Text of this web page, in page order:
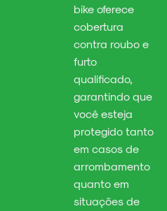
bike oferece
cobertura
contra roubo e
furto
qualificado,
garantindo que
você esteja
protegido tanto
em casos de
arrombamento
quanto em
situações de